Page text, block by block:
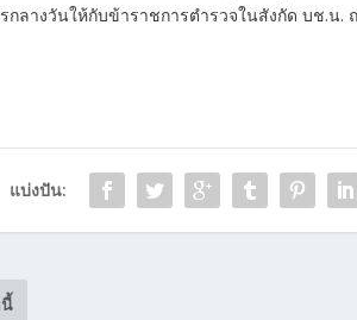
กลางวันให้กับข้าราชการตำรวจในสังกัด บช.น
แบ่งปัน: